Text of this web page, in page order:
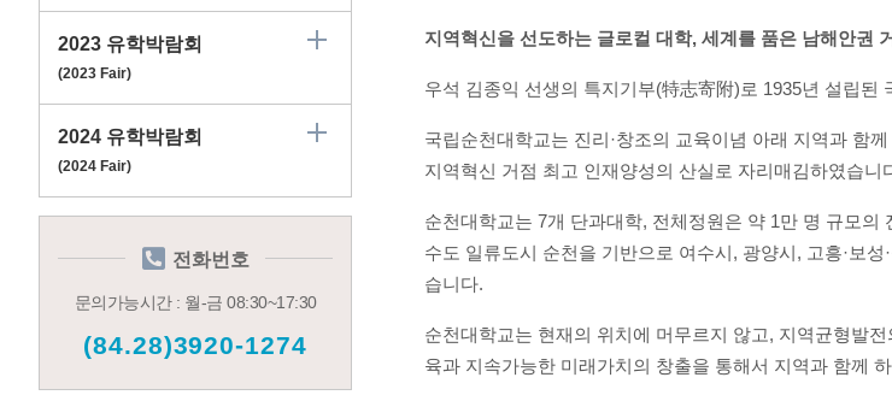
2023 유학박람회
(2023 Fair)
2024 유학박람회
(2024 Fair)
전화번호
문의가능시간 : 월-금 08:30~17:30
(84.28)3920-1274
지역혁신을 선도하는 글로컬 대학, 세계를 품은 남해안권
우석 김종익 선생의 특지기부(特志寄附)로 1935년 설립된
국립순천대학교는 진리 ·창조의 교육이념 아래 지역과 함
지역혁신 거점 최고 인재양성의 산실로 자리매김하였습니
순천대학교는 7개 단과대학, 전체정원은 약 1만 명 규모의
수도 일류도시 순천을 기반으로 여수시 , 광양시 , 고흥·보성·
습니다.
순천대학교는 현재의 위치에 머무르지 않고, 지역균형발
육과 지속가능한 미래가치의 창출을 통해서 지역과 함께